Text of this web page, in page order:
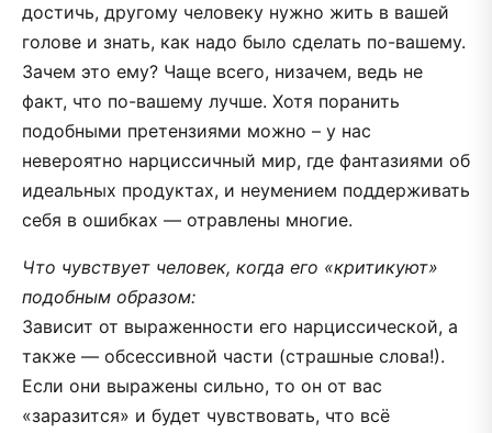
достичь, другому человеку нужно жить в вашей
голове и знать, как надо было сделать по-вашему.
Зачем это ему? Чаще всего, низачем, ведь не
факт, что по-вашему лучше. Хотя поранить
подобными претензиями можно – у нас
невероятно нарциссичный мир, где фантазиями об
идеальных продуктах, и неумением поддерживать
себя в ошибках — отравлены многие.
Что чувствует человек, когда его «критикуют»
подобным образом:
Зависит от выраженности его нарциссической, а
также — обсессивной части (страшные слова!).
Если они выражены сильно, то он от вас
«заразится» и будет чувствовать, что всё